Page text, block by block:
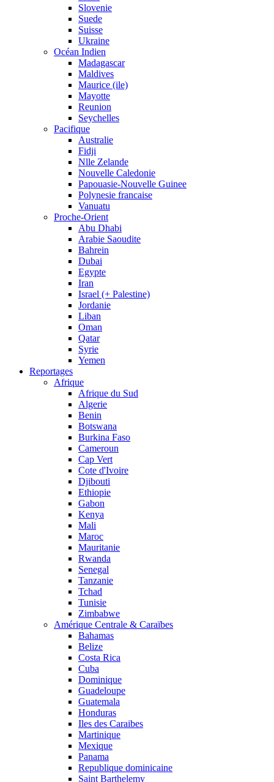
Slovenie
Suede
Suisse
Ukraine
Océan Indien
Madagascar
Maldives
Maurice (ile)
Mayotte
Reunion
Seychelles
Pacifique
Australie
Fidji
Nlle Zelande
Nouvelle Caledonie
Papouasie-Nouvelle Guinee
Polynesie francaise
Vanuatu
Proche-Orient
Abu Dhabi
Arabie Saoudite
Bahrein
Dubai
Egypte
Iran
Israel (+ Palestine)
Jordanie
Liban
Oman
Qatar
Syrie
Yemen
Reportages
Afrique
Afrique du Sud
Algerie
Benin
Botswana
Burkina Faso
Cameroun
Cap Vert
Cote d'Ivoire
Djibouti
Ethiopie
Gabon
Kenya
Mali
Maroc
Mauritanie
Rwanda
Senegal
Tanzanie
Tchad
Tunisie
Zimbabwe
Amérique Centrale & Caraïbes
Bahamas
Belize
Costa Rica
Cuba
Dominique
Guadeloupe
Guatemala
Honduras
Iles des Caraibes
Martinique
Mexique
Panama
Republique dominicaine
Saint Barthelemy